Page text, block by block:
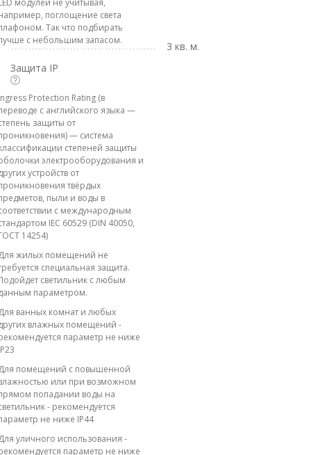
модулей не учитывая,
поглощение света
Так что подбирать
с небольшим запасом.
3 кв. м.
Защита IP
Protection Rating (в
с английского языка —
защиты от
— система
степеней защиты
электрооборудования и
устройств от
твёрдых
пыли и воды в
с международным
IEC 60529 (DIN 40050,
14254)
жилых помещений не
специальная защита.
светильник с любым
параметром.
ванных комнат и любых
влажных помещений -
параметр не ниже
помещений с повышенной
или при возможном
попадании воды на
- рекомендуется
не ниже IP44
уличного использования -
параметр не ниже